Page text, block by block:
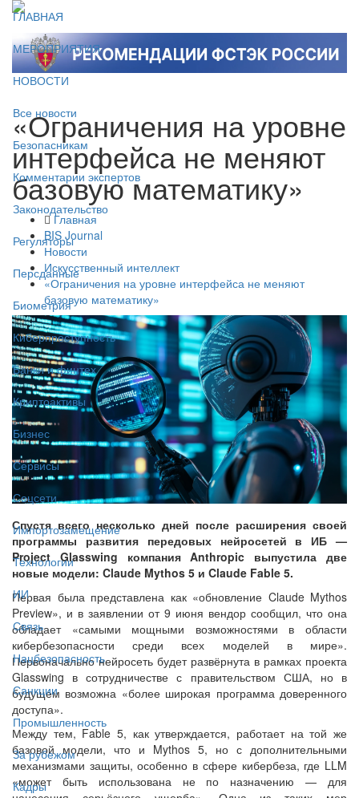
ГЛАВНАЯ
МЕРОПРИЯТИЯ
НОВОСТИ
Все новости
Безопасникам
Комментарии экспертов
Законодательство
Регуляторы
Персданные
Биометрия
Киберпреступность
Банки и финтех
Криптоактивы
Бизнес
Сервисы
Соцсети
Импортозамещение
Технологии
ИИ
Связь
Нацбезопасность
Санкции
Промышленность
За рубежом
Кадры
«Ограничения на уровне
интерфейса не меняют
базовую математику»
Главная
BIS Journal
Новости
Искусственный интеллект
«Ограничения на уровне интерфейса не меняют
базовую математику»
Спустя всего несколько дней после расширения своей
программы развития передовых нейросетей в ИБ —
Project Glasswing компания Anthropic выпустила две
новые модели: Claude Mythos 5 и Claude Fable 5.
Первая была представлена как «обновление Claude Mythos
Preview», и в заявлении от 9 июня вендор сообщил, что она
обладает «самыми мощными возможностями в области
кибербезопасности среди всех моделей в мире».
Первоначально нейросеть будет развёрнута в рамках проекта
Glasswing в сотрудничестве с правительством США, но в
будущем возможна «более широкая программа доверенного
доступа».
Между тем, Fable 5, как утверждается, работает на той же
базовой модели, что и Mythos 5, но с дополнительными
механизмами защиты, особенно в сфере кибербеза, где LLM
«может быть использована не по назначению — для